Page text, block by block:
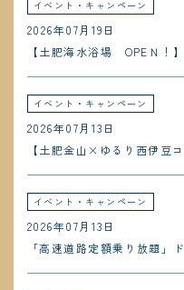
2026年07月19日
イベント・キャンペーン
【土肥海水浴場 OPEＮ！】
2026年07月13日
イベント・キャンペーン
【土肥金山×ゆるり西伊豆
2026年07月13日
イベント・キャンペーン
「高速道路定額乗り放題」